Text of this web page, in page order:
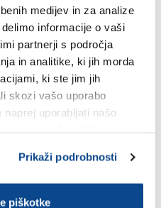
medijev in za analize
informacije o vaši
partnerji s področja
in analitike, ki jih morda
ki ste jim jih
skozi vašo uporabo
uporabljati našo
Prikaži podrobnosti
piškotke
nemudoma
Nafta vrste brent so
času padle za
dolarjev za sod. Cena
za 4,8 odstotka na
CNN.
je potrebna prijava